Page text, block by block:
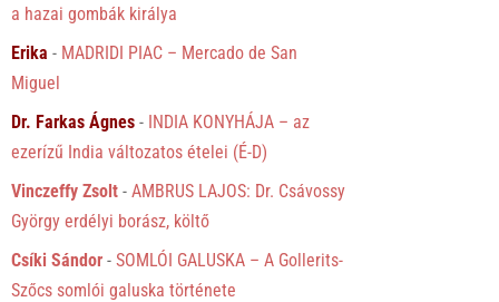
a hazai gombák királya
Erika - MADRIDI PIAC – Mercado de San
Miguel
Dr. Farkas Ágnes - INDIA KONYHÁJA – az
ezerízű India változatos ételei (É-D)
Vinczeffy Zsolt -AMBRUS LAJOS: Dr. Csávossy
György erdélyi borász, költő
Csíki Sándor -SOMLÓI GALUSKA – A Gollerits-
Szőcs somlói galuska története